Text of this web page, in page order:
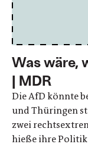
Was wäre,
| MDR
Die AfD könnte
und Thüringen
zwei
hieße ihre